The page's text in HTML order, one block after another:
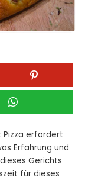
Pizza erfordert
Erfahrung und
Gerichts
für dieses